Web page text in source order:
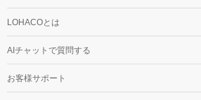
LOHACOとは
AIチャットで質問する
お客様サポート